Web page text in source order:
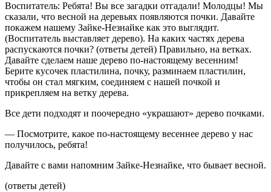
Воспитатель: Ребята! Вы все загадки отгадали! Молодцы! Мы
сказали, что весной на деревьях появляются почки. Давайте
покажем нашему Зайке-Незнайке как это выглядит.
(Воспитатель выставляет дерево). На каких частях дерева
распускаются почки? (ответы детей) Правильно, на ветках.
Давайте сделаем наше дерево по-настоящему весенним!
Берите кусочек пластилина, почку, разминаем пластилин,
чтобы он стал мягким, соединяем с нашей почкой и
прикрепляем на ветку дерева.
Все дети подходят и поочередно «украшают» дерево почками.
— Посмотрите, какое по-настоящему весеннее дерево у нас
получилось, ребята!
Давайте с вами напомним Зайке-Незнайке, что бывает весной.
(ответы детей)